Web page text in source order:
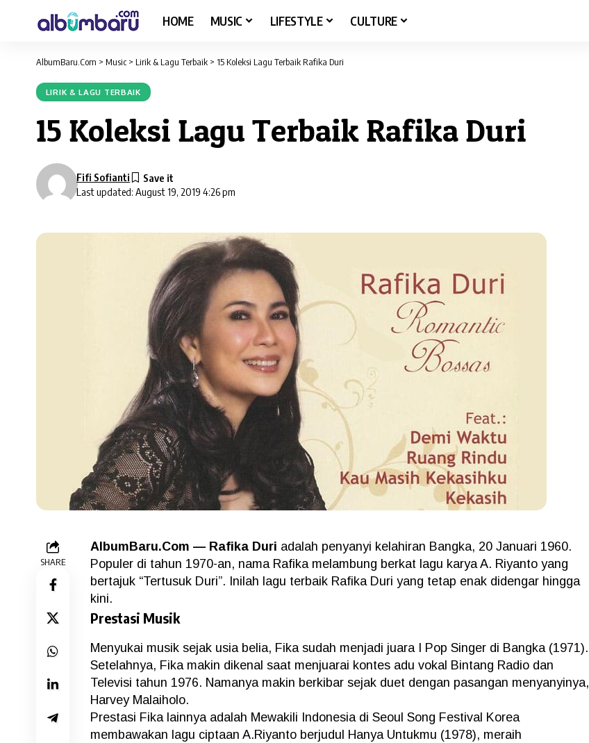
HOME MUSIC LIFESTYLE CULTURE
AlbumBaru.Com > Music > Lirik & Lagu Terbaik > 15 Koleksi Lagu Terbaik Rafika Duri
LIRIK & LAGU TERBAIK
15 Koleksi Lagu Terbaik Rafika Duri
Last updated: August 19, 2019 4:26 pm
Fifi Sofianti
SHARE
AlbumBaru.Com — Rafika Duri adalah penyanyi kelahiran Bangka, 20 Januari 1960.
Populer di tahun 1970-an, nama Rafika melambung berkat lagu karya A. Riyanto yang
bertajuk “Tertusuk Duri”. Inilah lagu terbaik Rafika Duri yang tetap enak didengar hingga
kini.
Prestasi Musik
Menyukai musik sejak usia belia, Fika sudah menjadi juara I Pop Singer di Bangka (1971).
Setelahnya, Fika makin dikenal saat menjuarai kontes adu vokal Bintang Radio dan
Televisi tahun 1976. Namanya makin berkibar sejak duet dengan pasangan menyanyinya,
Harvey Malaiholo.
Prestasi Fika lainnya adalah Mewakili Indonesia di Seoul Song Festival Korea
membawakan lagu ciptaan A.Riyanto berjudul Hanya Untukmu (1978), meraih